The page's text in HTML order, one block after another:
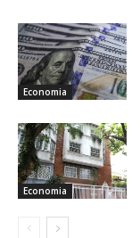
Economia
Economia